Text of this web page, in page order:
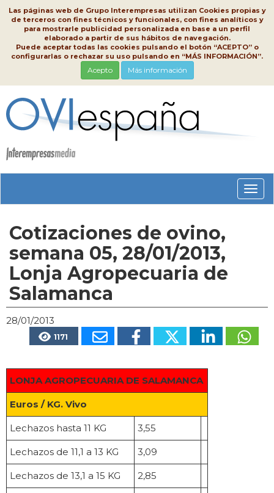
Las páginas web de Grupo Interempresas utilizan Cookies propias y
de terceros con fines técnicos y funcionales, con fines analíticos y
para mostrarle publicidad personalizada en base a un perfil
elaborado a partir de sus hábitos de navegación.
Puede aceptar todas las cookies pulsando el botón “ACEPTO” o
configurarlas o rechazar su uso pulsando en “MÁS INFORMACIÓN”.
Acepto Más información
Cotizaciones de ovino,
semana 05, 28/01/2013,
Lonja Agropecuaria de
Salamanca
28/01/2013
1171
LONJA AGROPECUARIA DE SALAMANCA
Euros / KG. Vivo
Lechazos hasta 11 KG 3,55
Lechazos de 11,1 a 13 KG 3,09
Lechazos de 13,1 a 15 KG 2,85